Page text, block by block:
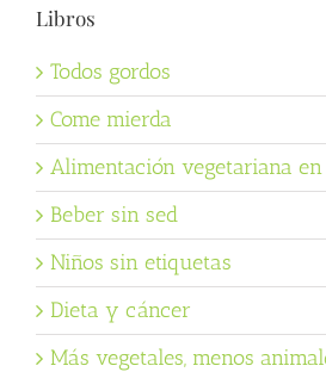
Libros
Todos gordos
Come mierda
Alimentación vegetariana
Beber sin sed
Niños sin etiquetas
Dieta y cáncer
Más vegetales, menos